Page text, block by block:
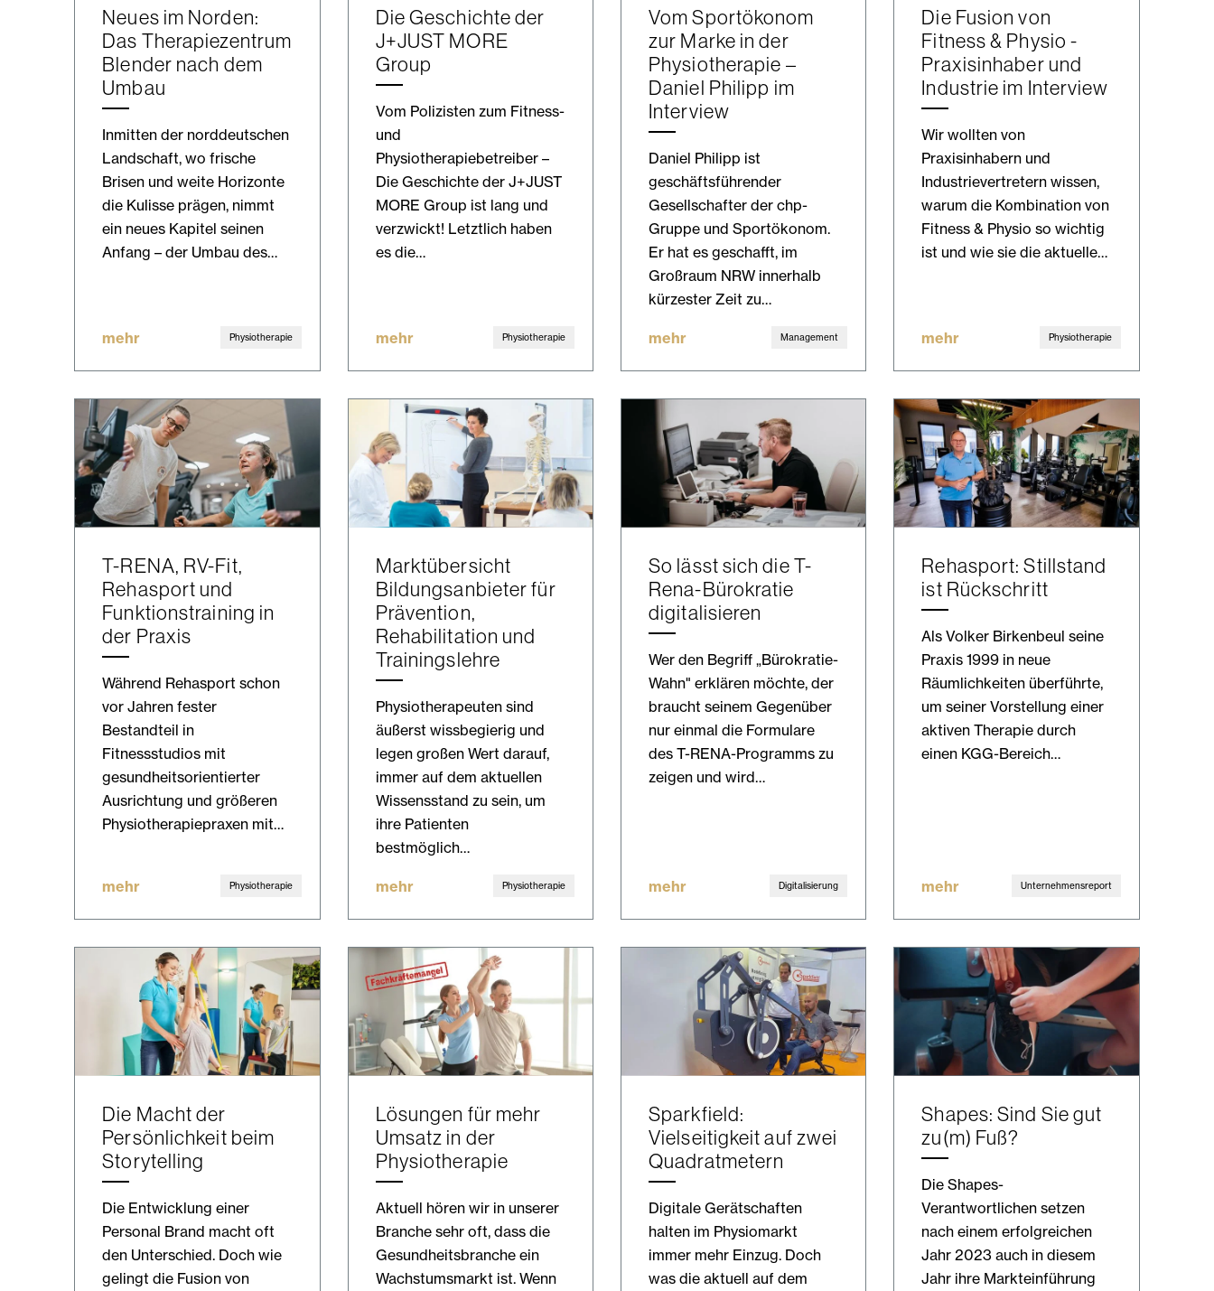
Neues im Norden:
Das Therapiezentrum
Blender nach dem
Umbau
Inmitten der norddeutschen
Landschaft, wo frische
Brisen und weite Horizonte
die Kulisse prägen, nimmt
ein neues Kapitel seinen
Anfang – der Umbau des…
mehr Physiotherapie
Die Geschichte der
J+JUST MORE
Group
Vom Polizisten zum Fitness-
und
Physiotherapiebetreiber –
Die Geschichte der J+JUST
MORE Group ist lang und
verzwickt! Letztlich haben
es die…
mehr Physiotherapie
Vom Sportökonom
zur Marke in der
Physiotherapie –
Daniel Philipp im
Interview
Daniel Philipp ist
geschäftsführender
Gesellschafter der chp-
Gruppe und Sportökonom.
Er hat es geschafft, im
Großraum NRW innerhalb
kürzester Zeit zu…
mehr Management
Die Fusion von
Fitness & Physio -
Praxisinhaber und
Industrie im Interview
Wir wollten von
Praxisinhabern und
Industrievertretern wissen,
warum die Kombination von
Fitness & Physio so wichtig
ist und wie sie die aktuelle…
mehr Physiotherapie
T-RENA, RV-Fit,
Rehasport und
Funktionstraining in
der Praxis
Während Rehasport schon
vor Jahren fester
Bestandteil in
Fitnessstudios mit
gesundheitsorientierter
Ausrichtung und größeren
Physiotherapiepraxen mit…
mehr Physiotherapie
Marktübersicht
Bildungsanbieter für
Prävention,
Rehabilitation und
Trainingslehre
Physiotherapeuten sind
äußerst wissbegierig und
legen großen Wert darauf,
immer auf dem aktuellen
Wissensstand zu sein, um
ihre Patienten
bestmöglich…
mehr Physiotherapie
So lässt sich die T-
Rena-Bürokratie
digitalisieren
Wer den Begriff „Bürokratie-
Wahn" erklären möchte, der
braucht seinem Gegenüber
nur einmal die Formulare
des T-RENA-Programms zu
zeigen und wird…
mehr Digitalisierung
Rehasport: Stillstand
ist Rückschritt
Als Volker Birkenbeul seine
Praxis 1999 in neue
Räumlichkeiten überführte,
um seiner Vorstellung einer
aktiven Therapie durch
einen KGG-Bereich…
mehr Unternehmensreport
Die Macht der
Persönlichkeit beim
Storytelling
Die Entwicklung einer
Personal Brand macht oft
den Unterschied. Doch wie
gelingt die Fusion von
Lösungen für mehr
Umsatz in der
Physiotherapie
Aktuell hören wir in unserer
Branche sehr oft, dass die
Gesundheitsbranche ein
Wachstumsmarkt ist. Wenn
Sparkfield:
Vielseitigkeit auf zwei
Quadratmetern
Digitale Gerätschaften
halten im Physiomarkt
immer mehr Einzug. Doch
was die aktuell auf dem
Shapes: Sind Sie gut
zu(m) Fuß?
Die Shapes-
Verantwortlichen setzen
nach einem erfolgreichen
Jahr 2023 auch in diesem
Jahr ihre Markteinführung